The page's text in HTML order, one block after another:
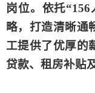
岗位。依托
略，打造清晰通
工提供了优厚的
贷款、租房补贴